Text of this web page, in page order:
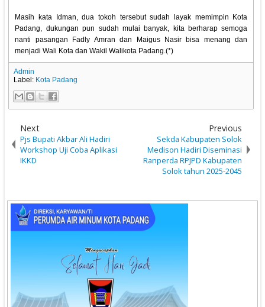
Masih kata Idman, dua tokoh tersebut sudah layak memimpin Kota
Padang, dukungan pun sudah mulai banyak, kita berharap semoga
nanti pasangan Fadly Amran dan Maigus Nasir bisa menang dan
menjadi Wali Kota dan Wakil Walikota Padang.(*)
Admin
Label: Kota Padang
Next
Pjs Bupati Akbar Ali Hadiri
Workshop Uji Coba Aplikasi
IKKD
Previous
Sekda Kabupaten Solok
Medison Hadiri Diseminasi
Ranperda RPJPD Kabupaten
Solok tahun 2025-2045